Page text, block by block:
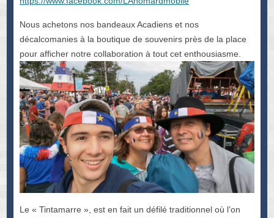
Nous achetons nos bandeaux Acadiens et nos
décalcomanies à la boutique de souvenirs près de la place
pour afficher notre collaboration à tout cet enthousiasme.
Le « Tintamarre », est en fait un défilé traditionnel où l’on